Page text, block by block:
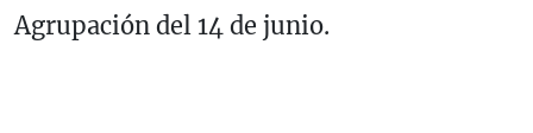
Agrupación del 14 de junio.